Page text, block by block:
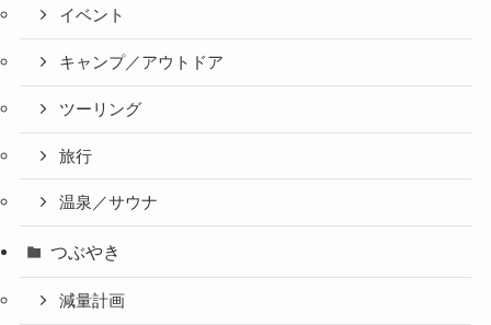
イベント
キャンプ／アウトドア
ツーリング
旅行
温泉／サウナ
つぶやき
減量計画